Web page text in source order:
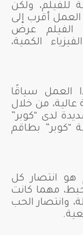
للفيلم، ولكن
أقرب إلى
الفيلم عرض
الكمية،
العمل سياقًا
عالية، من خلال
لدى “كوبر”
“كوبر” بطاقم
هو انتصار كل
مهما كانت
وانتصار الحب